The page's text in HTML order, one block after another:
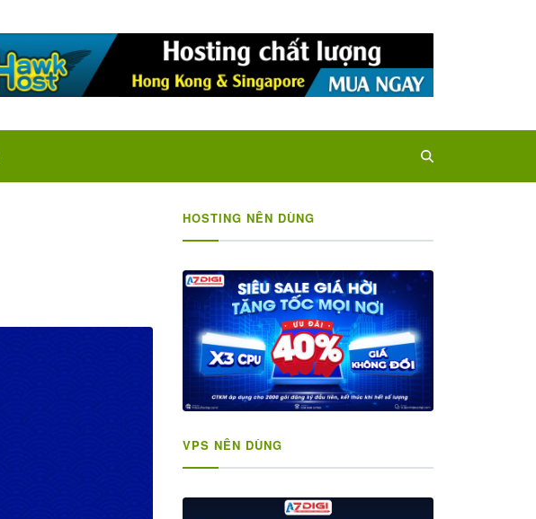
HOSTING NÊN DÙNG
VPS NÊN DÙNG